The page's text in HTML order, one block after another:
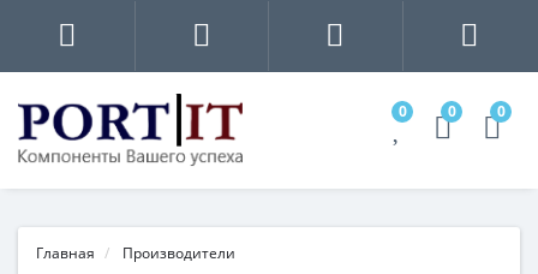
0 0 0
Главная Производители